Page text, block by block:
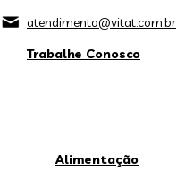
atendimento@vitat.com.br
Trabalhe Conosco
Alimentação